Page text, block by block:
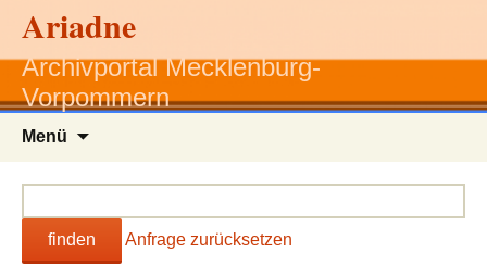
Ariadne
Archivportal Mecklenburg-
Vorpommern
Menü
finden Anfrage zurücksetzen